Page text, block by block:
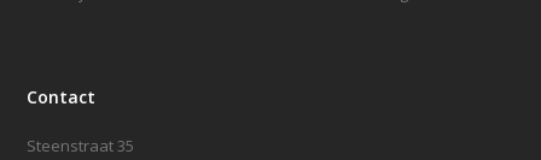
Contact
Steenstraat 35